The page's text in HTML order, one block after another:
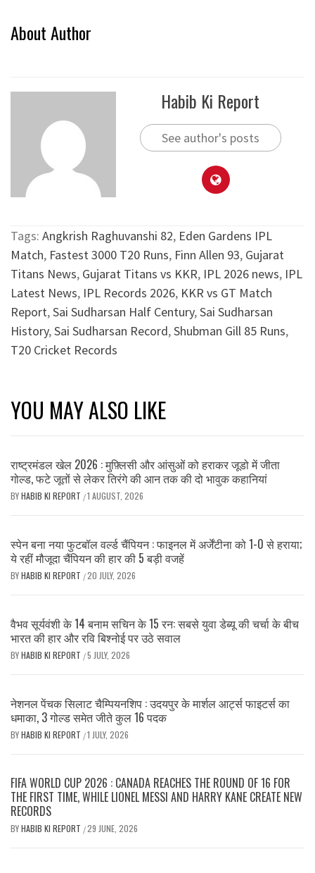
About Author
Habib Ki Report
See author's posts
Tags: Angkrish Raghuvanshi 82, Eden Gardens IPL
Match, Fastest 3000 T20 Runs, Finn Allen 93, Gujarat
Titans News, Gujarat Titans vs KKR, IPL 2026 news, IPL
Latest News, IPL Records 2026, KKR vs GT Match
Report,Sai Sudharsan Half Century,Sai Sudharsan
History,Sai Sudharsan Record,Shubman Gill 85 Runs,
T20 Cricket Records
YOU MAY ALSO LIKE
राष्ट्रमंडल खेल 2026 : मुफ़्लिसी और आंसुओं को हराकर जूडो में जीता
गोल्ड, फटे जूतों से लेकर तिरंगे की आन तक की दो भावुक कहानियां
BYHABIB KI REPORT /1 AUGUST, 2026
स्पेन बना नया फुटबॉल वर्ल्ड चैंपियन : फाइनल में अर्जेंटीना को 1-0 से हराया;
ये रहीं मौजूदा चैंपियन की हार की 5 बड़ी वजहें
BYHABIB KI REPORT /20 JULY, 2026
वैभव सूर्यवंशी के 14 बनाम सचिन के 15 रन: सबसे युवा डेब्यू की चर्चा के बीच
भारत की हार और रवि बिश्नोई पर उठे सवाल
BYHABIB KI REPORT /5 JULY, 2026
नेशनल पेंचक सिलाट चैम्पियनशिप : उदयपुर के मार्शल आर्ट्स फाइटर्स का
धमाका, 3 गोल्ड समेत जीते कुल 16 पदक
BYHABIB KI REPORT /1 JULY, 2026
FIFA WORLD CUP 2026 : CANADA REACHES THE ROUND OF 16 FOR
THE FIRST TIME, WHILE LIONEL MESSI AND HARRY KANE CREATE NEW
RECORDS
BYHABIB KI REPORT /29 JUNE, 2026